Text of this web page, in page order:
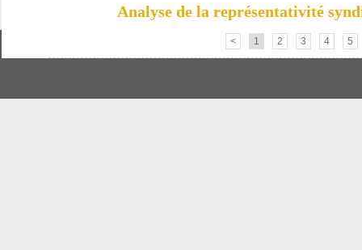
Analyse de la représentativité
< 1 2 3 4 5